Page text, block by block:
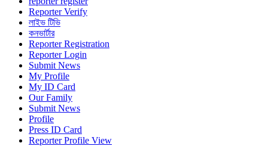
Reporter Verify
লাইভ টিভি
কনভার্টার
Reporter Registration
Reporter Login
Submit News
My Profile
My ID Card
Our Family
Submit News
Profile
Press ID Card
Reporter Profile View